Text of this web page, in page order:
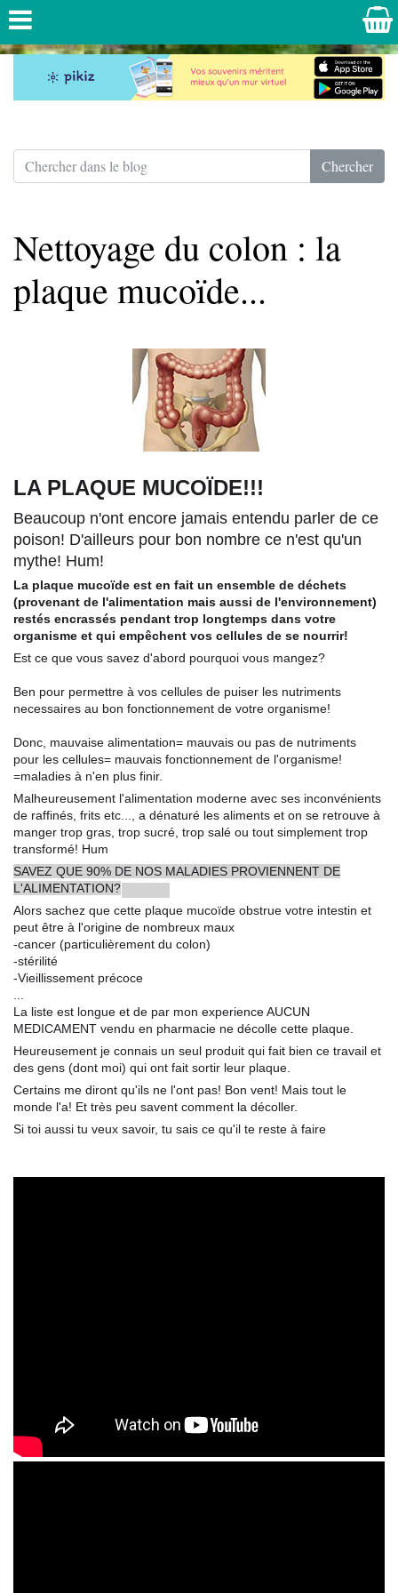
Nettoyage du colon : la
plaque mucoïde...
LA PLAQUE MUCOÏDE!!!
Beaucoup n'ont encore jamais entendu parler de ce
poison! D'ailleurs pour bon nombre ce n'est qu'un
mythe! Hum!
La plaque mucoïde est en fait un ensemble de déchets
(provenant de l'alimentation mais aussi de l'environnement)
restés encrassés pendant trop longtemps dans votre
organisme et qui empêchent vos cellules de se nourrir!
Est ce que vous savez d'abord pourquoi vous mangez?
Ben pour permettre à vos cellules de puiser les nutriments
necessaires au bon fonctionnement de votre organisme!
Donc, mauvaise alimentation= mauvais ou pas de nutriments
pour les cellules= mauvais fonctionnement de l'organisme!
=maladies à n'en plus finir.
Malheureusement l'alimentation moderne avec ses inconvénients
de raffinés, frits etc..., a dénaturé les aliments et on se retrouve à
manger trop gras, trop sucré, trop salé ou tout simplement trop
transformé! Hum
SAVEZ QUE 90% DE NOS MALADIES PROVIENNENT DE
L'ALIMENTATION?
Alors sachez que cette plaque mucoïde obstrue votre intestin et
peut être à l'origine de nombreux maux
-cancer (particulièrement du colon)
-stérilité
-Vieillissement précoce
La liste est longue et de par mon experience AUCUN
MEDICAMENT vendu en pharmacie ne décolle cette plaque.
Heureusement je connais un seul produit qui fait bien ce travail et
des gens (dont moi) qui ont fait sortir leur plaque.
Certains me diront qu'ils ne l'ont pas! Bon vent! Mais tout le
monde l'a! Et très peu savent comment la décoller.
Si toi aussi tu veux savoir, tu sais ce qu'il te reste à faire